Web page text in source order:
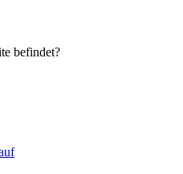
befindet?